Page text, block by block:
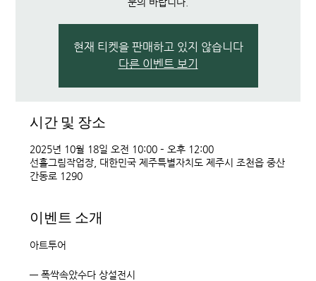
현재 티켓을 판매하고 있지 않습니다
다른 이벤트 보기
시간 및 장소
2025년 10월 18일 오전 10:00 – 오후 12:00
선흘그림작업장, 대한민국 제주특별자치도 제주시 조천읍 중산
간동로 1290
이벤트 소개
아트투어
― 폭싹속았수다 상설전시